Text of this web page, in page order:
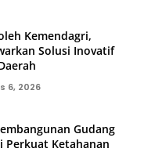
Kemendagri,
Solusi Inovatif
6, 2026
Gudang
Perkuat Ketahanan